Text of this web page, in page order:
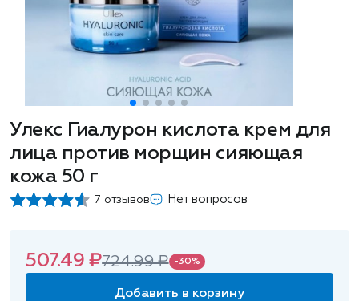
Улекс Гиалурон кислота крем для
лица против морщин сияющая
кожа 50 г
7 отзывов Нет вопросов
507.49 ₽724.99 ₽ -30%
Добавить в корзину